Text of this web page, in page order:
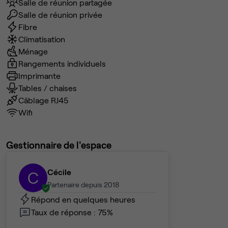
Salle de réunion partagée
Salle de réunion privée
Fibre
Climatisation
Ménage
Rangements individuels
Imprimante
Tables / chaises
Câblage RJ45
Wifi
Gestionnaire de l'espace
C Cécile
Partenaire depuis 2018
Répond en quelques heures
Taux de réponse : 75%